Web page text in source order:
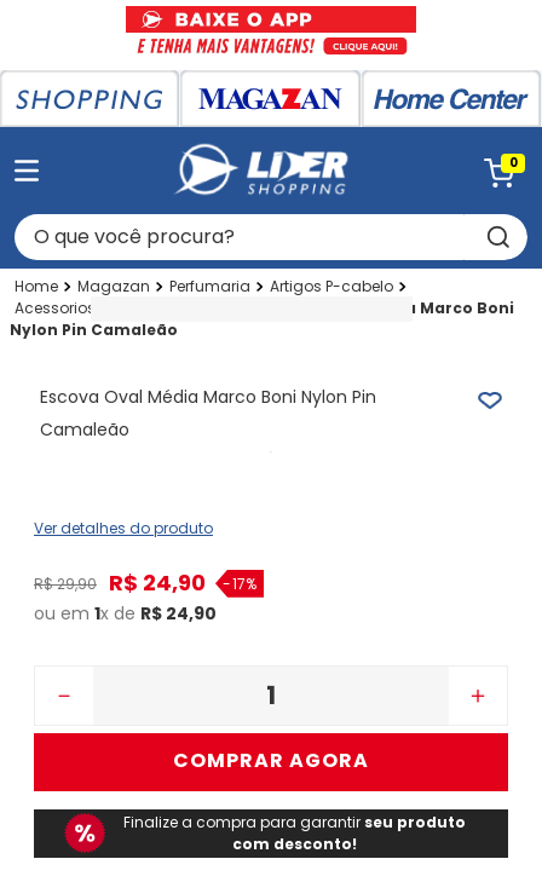
0
O que você procura?
Magazan Perfumaria
Artigos P-cabelo
Acessorios P-cabelo
Escova Oval Média Marco Boni
Nylon Pin Camaleão
Escova Oval Média Marco Boni Nylon Pin
Camaleão
Ver detalhes do produto
R$29,90 R$ 24,90 -17%
ou em 1x de R$ 24,90
＋
－
COMPRAR AGORA
Finalize a compra para garantir seu produto
com desconto!